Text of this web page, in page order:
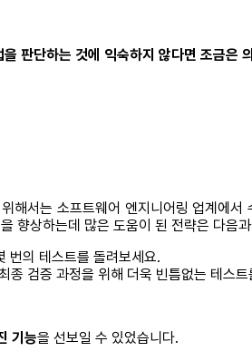
판단하는 것에 익숙하지 않다면 조금은
해서는 소프트웨어 엔지니어링 업계에
향상하는데 많은 도움이 된 전략은 다음
번의 테스트를 돌려보세요.
검증 과정을 위해 더욱 빈틈없는 테스트
기능을 선보일 수 있었습니다.